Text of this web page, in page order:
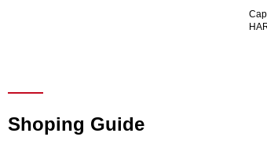
Shoping Guide